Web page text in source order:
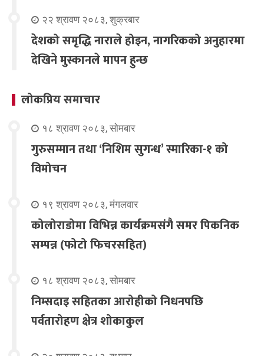
२२ श्रावण २०८३, शुक्रबार
देशको समृद्धि नाराले होइन, नागरिकको अनुहारमा
देखिने मुस्कानले मापन हुन्छ
लोकप्रिय समाचार
१८ श्रावण २०८३, सोमबार
गुरुसम्मान तथा ‘निशिम सुगन्ध’ स्मारिका-१ को
विमोचन
१९ श्रावण २०८३, मंगलवार
कोलोराडोमा विभिन्न कार्यक्रमसंगै समर पिकनिक
सम्पन्न (फोटो फिचरसहित)
१८ श्रावण २०८३, सोमबार
निम्सदाइ सहितका आरोहीको निधनपछि
पर्वतारोहण क्षेत्र शोकाकुल